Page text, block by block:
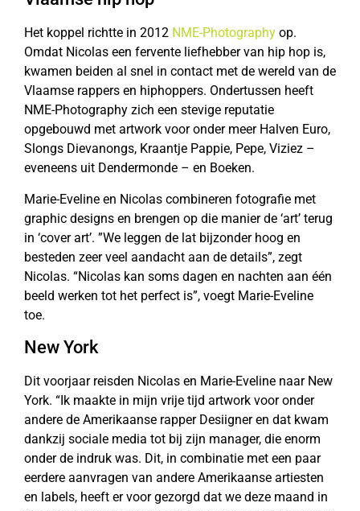
Het koppel richtte in 2012 NME-Photography op.
Omdat Nicolas een fervente liefhebber van hip hop is,
kwamen beiden al snel in contact met de wereld van de
Vlaamse rappers en hiphoppers. Ondertussen heeft
NME-Photography zich een stevige reputatie
opgebouwd met artwork voor onder meer Halven Euro,
Slongs Dievanongs, Kraantje Pappie, Pepe, Viziez –
eveneens uit Dendermonde – en Boeken.
Marie-Eveline en Nicolas combineren fotografie met
graphic designs en brengen op die manier de ‘art’ terug
in ‘cover art’. ”We leggen de lat bijzonder hoog en
besteden zeer veel aandacht aan de details”, zegt
Nicolas. “Nicolas kan soms dagen en nachten aan één
beeld werken tot het perfect is”, voegt Marie-Eveline
toe.
New York
Dit voorjaar reisden Nicolas en Marie-Eveline naar New
York. “Ik maakte in mijn vrije tijd artwork voor onder
andere de Amerikaanse rapper Desiigner en dat kwam
dankzij sociale media tot bij zijn manager, die enorm
onder de indruk was. Dit, in combinatie met een paar
eerdere aanvragen van andere Amerikaanse artiesten
en labels, heeft er voor gezorgd dat we deze maand in